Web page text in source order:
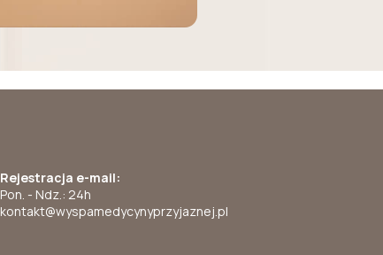
Rejestracja e-mail:
Pon. - Ndz.: 24h
kontakt@wyspamedycynyprzyjaznej.pl